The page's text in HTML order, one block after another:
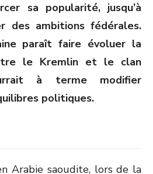
sa popularité, jusqu’à
des ambitions fédérales.
paraît faire évoluer la
le Kremlin et le clan
à terme modifier
politiques.